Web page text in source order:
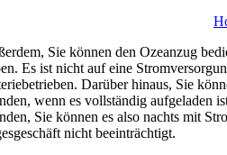
Sie können den Ozeanzug
Es ist nicht auf eine
Darüber hinaus, Sie
wenn es vollständig aufgeladen
Sie können es also nachts mit
nicht beeinträchtigt.